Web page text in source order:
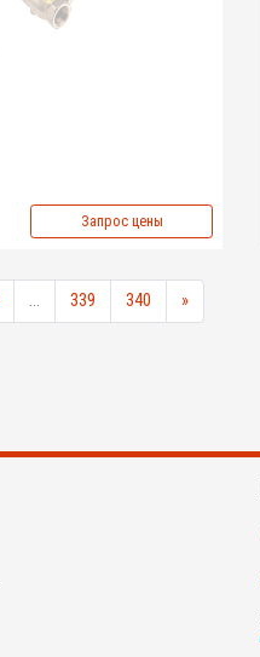
Запрос цены
... 339 340 »